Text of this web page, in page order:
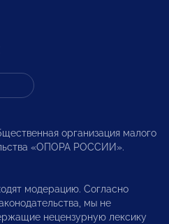
организация малого
«ОПОРА РОССИИ».
модерацию. Согласно
мы не
нецензурную лексику